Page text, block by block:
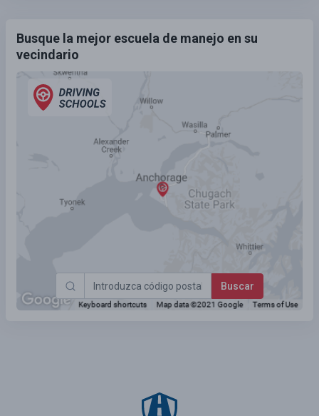
Busque la mejor escuela de manejo en su
vecindario
Buscar